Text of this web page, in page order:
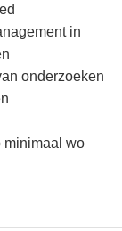
in
onderzoeken
minimaal wo